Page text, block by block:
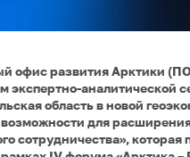
офис развития Арктики
экспертно-аналитической
область в новой
для
сотрудничества», которая